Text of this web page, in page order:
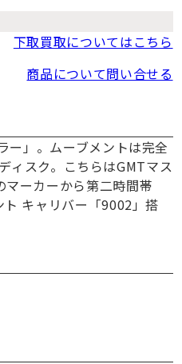
下取買取についてはこちら
商品について問い合せる
ー」。ムーブメントは完全
ィスク。こちらはGMTマス
ーカーから第二時間帯
ト キャリバー「9002」搭